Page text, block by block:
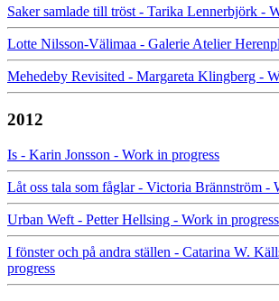
Saker samlade till tröst - Tarika Lennerbjörk -
Lotte Nilsson-Välimaa - Galerie Atelier
Mehedeby Revisited - Margareta Klingberg -
2012
Is - Karin Jonsson - Work in progress
Låt oss tala som fåglar - Victoria Brännström -
Urban Weft - Petter Hellsing - Work in progress
I fönster och på andra ställen - Catarina W.
progress